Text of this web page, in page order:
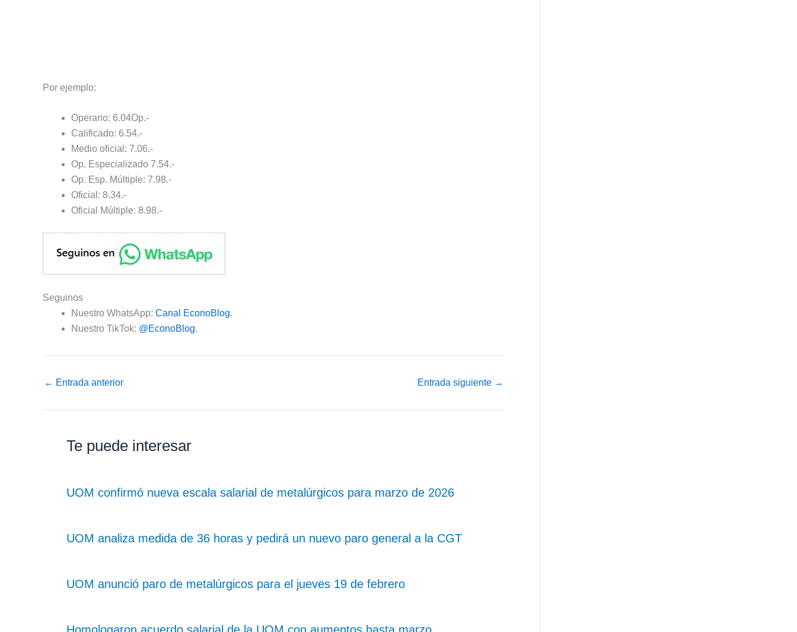
Por ejemplo:
Operario: 6.04Op.-
Calificado: 6.54.-
Medio oficial: 7.06.-
Op. Especializado 7.54.-
Op. Esp. Múltiple: 7.98.-
Oficial: 8.34.-
Oficial Múltiple: 8.98.-
Seguinos
Nuestro WhatsApp: Canal EconoBlog.
Nuestro TikTok: @EconoBlog.
← Entrada anterior Entrada siguiente →
Te puede interesar
UOM confirmó nueva escala salarial de metalúrgicos para marzo de 2026
UOM analiza medida de 36 horas y pedirá un nuevo paro general a la CGT
UOM anunció paro de metalúrgicos para el jueves 19 de febrero